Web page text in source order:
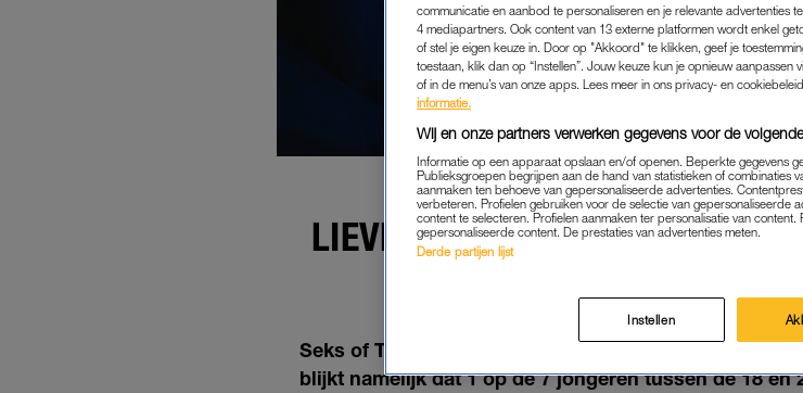
LIEVER TIKTOK DAN SEKS?
SEKS|WAT?!
21-05-2026 | NOOR
Seks of TikTok? Voor steeds meer Gen Z’ers is die
blijkt namelijk dat 1 op de 7 jongeren tussen de 18
communicatie en aanbod te personaliseren en je relevante advertenties
4 mediapartners. Ook content van 13 externe platformen wordt enkel
of stel je eigen keuze in. Door op "Akkoord" te klikken, geef je
toestaan, klik dan op “Instellen”. Jouw keuze kun je opnieuw aanpassen
of in de menu’s van onze apps. Lees meer in ons privacy- en
informatie.
Wij en onze partners verwerken gegevens voor de
Informatie op een apparaat opslaan en/of openen. Beperkte gegevens
Publieksgroepen begrijpen aan de hand van statistieken of combinaties
aanmaken ten behoeve van gepersonaliseerde advertenties.
verbeteren. Profielen gebruiken voor de selectie van gepersonaliseerde
content te selecteren. Profielen aanmaken ter personalisatie van content.
gepersonaliseerde content. De prestaties van advertenties meten.
Derde partijen lijst
Instellen